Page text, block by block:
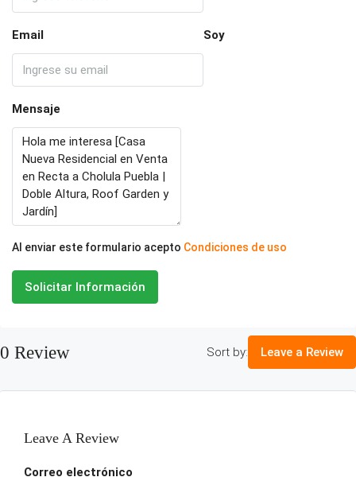
Email Soy
Mensaje
Al enviar este formulario acepto Condiciones de uso
Solicitar Información
0 Review Sort by: Leave a Review
Leave A Review
Correo electrónico